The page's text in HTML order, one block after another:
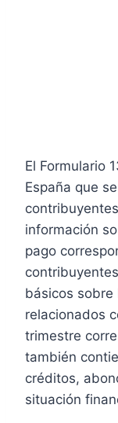
El Formulario
España que
información
pago
básicos sobre
relacionados
trimestre
también
créditos,
situación